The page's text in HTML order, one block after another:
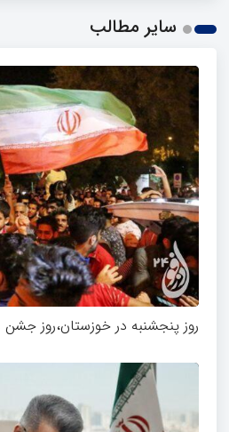
سایر مطالب
روز پنجشنبه در خوزستان،روز